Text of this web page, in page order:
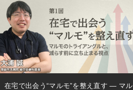
在宅で出会う“マルモ”を整え直す ― マル